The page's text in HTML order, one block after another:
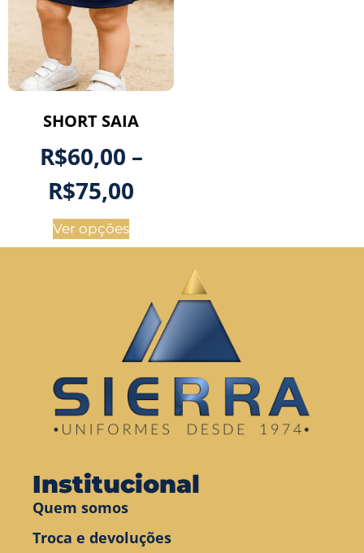
SHORT SAIA
R$60,00 –
R$75,00
Ver opções
Institucional
Quem somos
Troca e devoluções